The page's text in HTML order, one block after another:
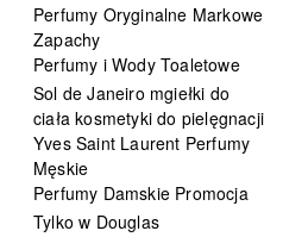
Perfumy Oryginalne Markowe
Zapachy
Perfumy i Wody Toaletowe
Sol de Janeiro mgiełki do
ciała kosmetyki do pielęgnacji
Yves Saint Laurent Perfumy
Męskie
Perfumy Damskie Promocja
Tylko w Douglas